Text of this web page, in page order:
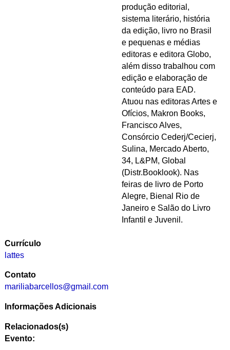
produção editorial,
sistema literário, história
da edição, livro no Brasil
e pequenas e médias
editoras e editora Globo,
além disso trabalhou com
edição e elaboração de
conteúdo para EAD.
Atuou nas editoras Artes e
Ofícios, Makron Books,
Francisco Alves,
Consórcio Cederj/Cecierj,
Sulina, Mercado Aberto,
34, L&PM, Global
(Distr.Booklook). Nas
feiras de livro de Porto
Alegre, Bienal Rio de
Janeiro e Salão do Livro
Infantil e Juvenil.
Currículo
lattes
Contato
mariliabarcellos@gmail.com
Informações Adicionais
Relacionados(s)
Evento: